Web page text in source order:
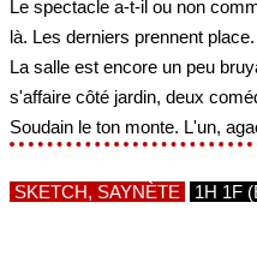
Le spectacle a-t-il ou non
là. Les derniers prennent
La salle est encore un peu
s'affaire côté jardin, deux
Soudain le ton monte. L'un,
SKETCH, SAYNÈTE 1H 1F